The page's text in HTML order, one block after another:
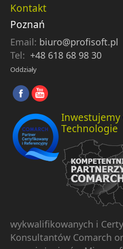
Kontakt
Poznań
Email: biuro@profisoft.pl
Tel: +48 618 68 98 30
Oddziały
Technologie
wykwalifikowanych i
Konsultantów Comarch